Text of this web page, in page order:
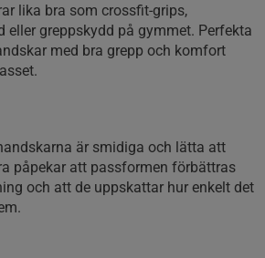
lika bra som crossfit-grips,
eller greppskydd på gymmet. Perfekta
med bra grepp och komfort
är smidiga och lätta att
påpekar att passformen förbättras
och att de uppskattar hur enkelt det